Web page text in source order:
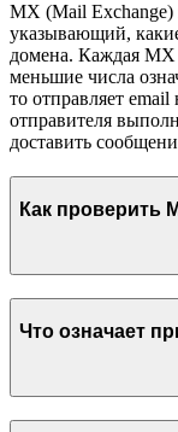
MX (Mail Exchange)
указывающий,
домена. Каждая MX
меньшие числа
то отправляет
отправителя
доставить
Как проверить
Что означает